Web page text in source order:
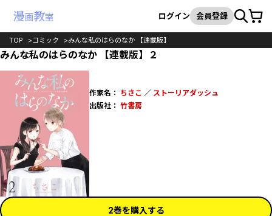
検索
ログイン 会員登録カート
TOP コミック みんな私のはらのなか 【連載版】
みんな私のはらのなか 【連載版】２
作家名： ちさこ ／ ストーリアダッシュ
出版社： 竹書房
2巻を購入する